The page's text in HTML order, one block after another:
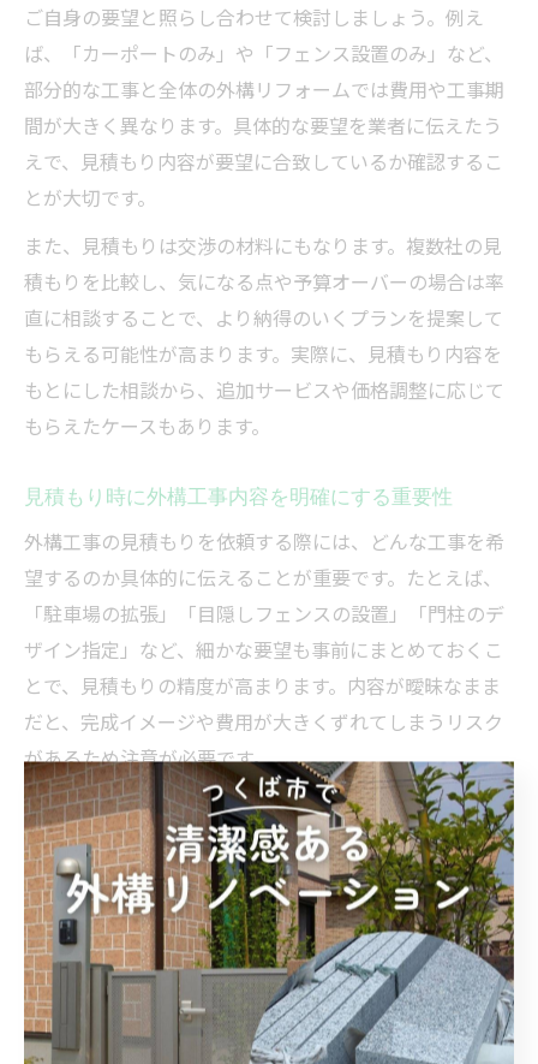
ご自身の要望と照らし合わせて検討しましょう。例え
ば、「カーポートのみ」や「フェンス設置のみ」など、
部分的な工事と全体の外構リフォームでは費用や工事期
間が大きく異なります。具体的な要望を業者に伝えたう
えで、見積もり内容が要望に合致しているか確認するこ
とが大切です。
また、見積もりは交渉の材料にもなります。複数社の見
積もりを比較し、気になる点や予算オーバーの場合は率
直に相談することで、より納得のいくプランを提案して
もらえる可能性が高まります。実際に、見積もり内容を
もとにした相談から、追加サービスや価格調整に応じて
もらえたケースもあります。
見積もり時に外構工事内容を明確にする重要性
外構工事の見積もりを依頼する際には、どんな工事を希
望するのか具体的に伝えることが重要です。たとえば、
「駐車場の拡張」「目隠しフェンスの設置」「門柱のデ
ザイン指定」など、細かな要望も事前にまとめておくこ
とで、見積もりの精度が高まります。内容が曖昧なまま
だと、完成イメージや費用が大きくずれてしまうリスク
があるため注意が必要です。
業者との打ち合わせの際には、家族のライフスタイルや
将来的な使い方も共有しましょう。実際の施工例や素材
のサンプルを見せてもらうことで、イメージのすれ違い
を防ぐことができます。明確な要望を伝えることで、見
積もり内容が具体的になり、納得のいく外構工事につな
がります。
外構工事の見積もり比較で業者の違いを知る